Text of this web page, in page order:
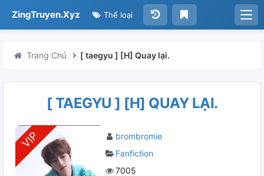
ZingTruyen.Xyz Thể loại
Trang Chủ [ taegyu ] [H] Quay lại.
[ TAEGYU ] [H] QUAY LẠI.
brombromie
Fanfiction
7005